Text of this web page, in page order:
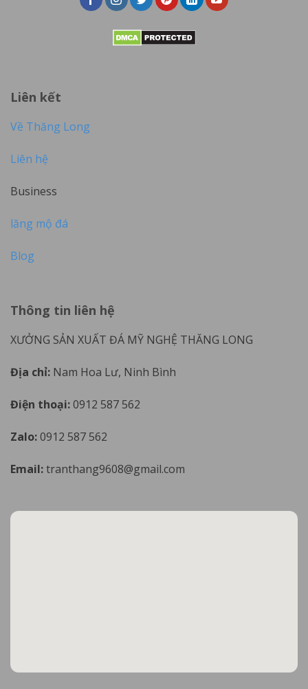
Liên kết
Về Thăng Long
Liên hệ
Business
lăng mộ đá
Blog
Thông tin liên hệ
XƯỞNG SẢN XUẤT ĐÁ MỸ NGHỆ THĂNG LONG
Địa chỉ: Nam Hoa Lư, Ninh Bình
Điện thoại:0912 587 562
Zalo:0912 587 562
Email:tranthang9608@gmail.com